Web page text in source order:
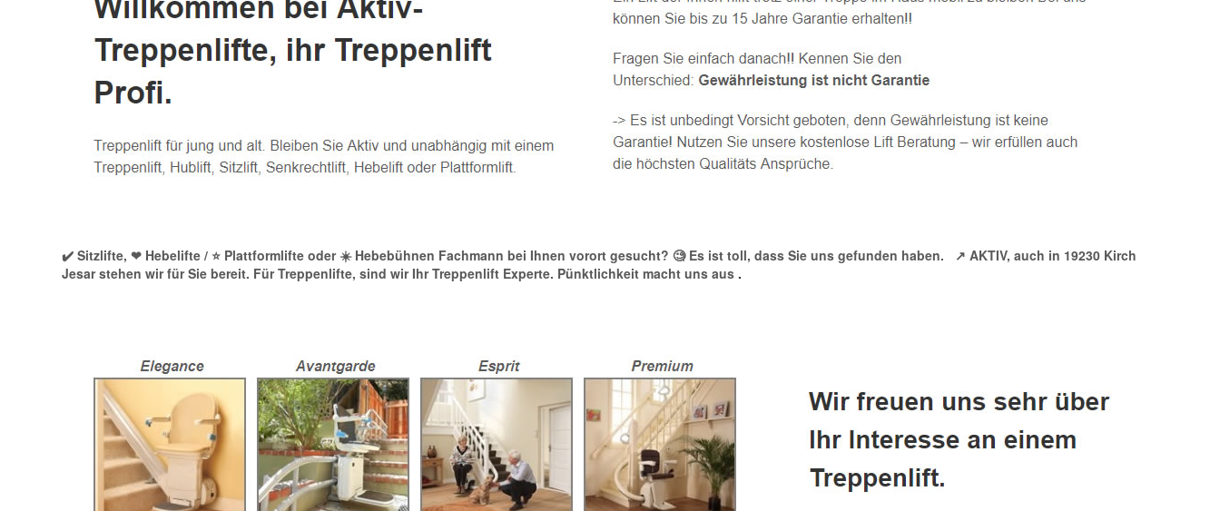
✔️ Sitzlifte, ❤ Hebelifte / ⭐ Plattformlifte oder ☀️ Hebebühnen Fachmann bei Ihnen vorort gesucht? 🧐 Es ist toll, dass Sie uns gefunden haben.
↗️ AKTIV, auch in 19230 Kirch
Jesar stehen wir für Sie bereit. Für Treppenlifte, sind wir Ihr Treppenlift Experte. Pünktlichkeit macht uns aus .